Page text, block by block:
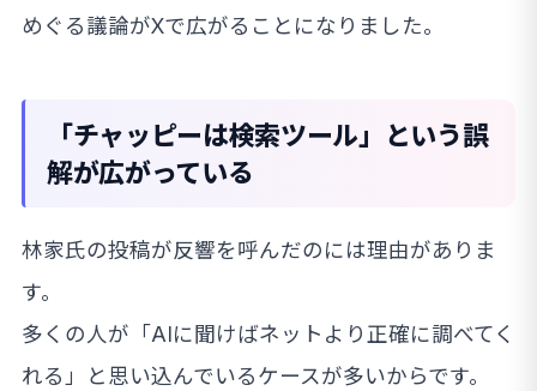
めぐる議論がXで広がることになりました。
「チャッピーは検索ツール」という誤
解が広がっている
林家氏の投稿が反響を呼んだのには理由がありま
す。
多くの人が「AIに聞けばネットより正確に調べてく
れる」と思い込んでいるケースが多いからです。